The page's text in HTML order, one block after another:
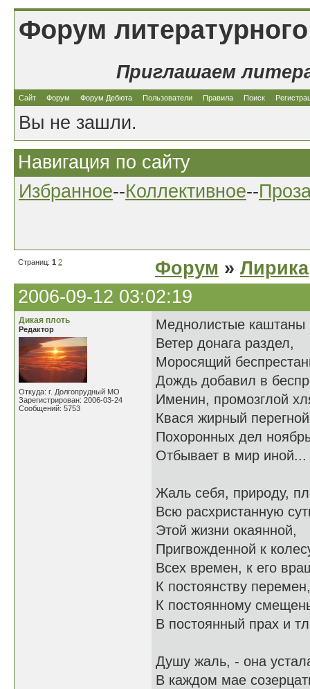
Форум
Приглашаем
Сайт Форум Форум Дебюта Пользователи Правила Поиск
Вы не зашли.
Навигация по сайту
Избранное--Коллективное--
Страниц: 1 2 Форум » Лирика
2006-09-12 03:02:19
Дикая плоть
Редактор
Откуда: г. Долгопрудный МО
Зарегистрирован: 2006-03-24
Сообщений: 5753
Меднолистые каштаны
Ветер донага раздел,
Моросящий
Дождь добавил в
Именин, промозглой
Квася жирный
Похоронных дел
Отбывает в мир иной...
Жаль себя, природу,
Всю расхристанную
Этой жизни окаянной,
Пригвожденной к
Всех времен, к его
К постоянству перемен,
К постоянному
В постоянный прах и
Душу жаль, - она
В каждом мае